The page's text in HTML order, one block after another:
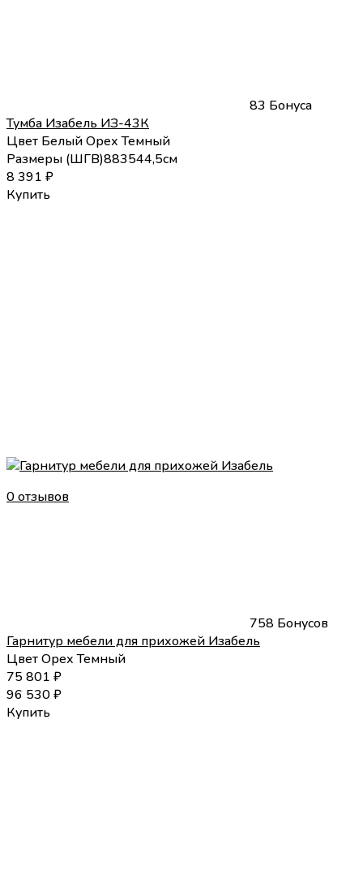
83 Бонуса
Тумба Изабель ИЗ-43К
Цвет БелыйОрех Темный
Размеры (ШГВ)883544,5см
8 391 ₽
Купить
0 отзывов
758 Бонусов
Гарнитур мебели для прихожей Изабель
ЦветОрех Темный
75 801 ₽
96 530₽
Купить